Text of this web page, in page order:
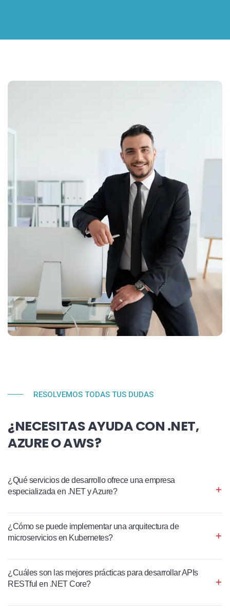
RESOLVEMOS TODAS TUS DUDAS
¿NECESITAS AYUDA CON .NET,
AZURE O AWS?
¿Qué servicios de desarrollo ofrece una empresa
especializada en .NET y Azure?
¿Cómo se puede implementar una arquitectura de
microservicios en Kubernetes?
¿Cuáles son las mejores prácticas para desarrollar APIs
RESTful en .NET Core?